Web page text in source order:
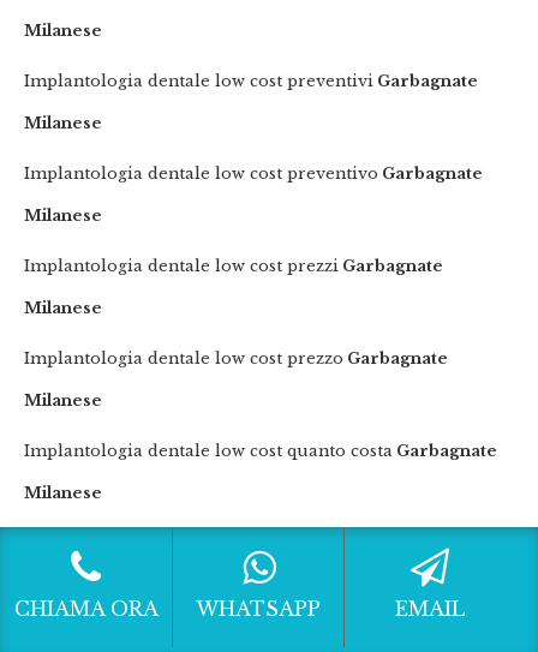
Milanese
Implantologia dentale low cost preventivi Garbagnate
Milanese
Implantologia dentale low cost preventivo Garbagnate
Milanese
Implantologia dentale low cost prezzi Garbagnate
Milanese
Implantologia dentale low cost prezzo Garbagnate
Milanese
Implantologia dentale low cost quanto costa Garbagnate
Milanese
Garbagnate Milanese
Implantologia dentale preventiviGarbagnate Milanese
CHIAMA ORA WHATSAPP EMAIL